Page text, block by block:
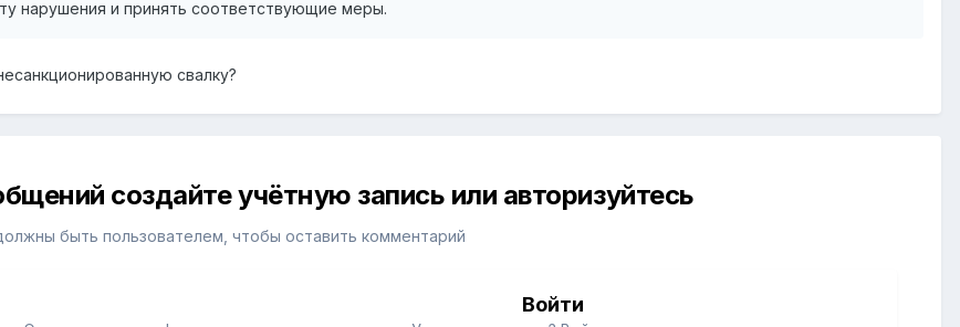
нарушения и принять соответствующие меры.
свалку?
создайте учётную запись или авторизуйтесь
быть пользователем, чтобы оставить комментарий
Войти